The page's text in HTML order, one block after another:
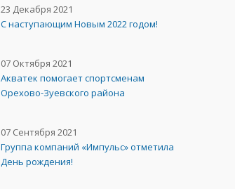
23 Декабря 2021
С наступающим Новым 2022 годом!
07 Октября 2021
Акватек помогает спортсменам
Орехово-Зуевского района
07 Сентября 2021
Группа компаний «Импульс» отметила
День рождения!